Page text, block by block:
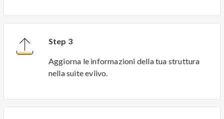
Step 3
Aggiorna le informazioni della tua struttura
nella suite eviivo.